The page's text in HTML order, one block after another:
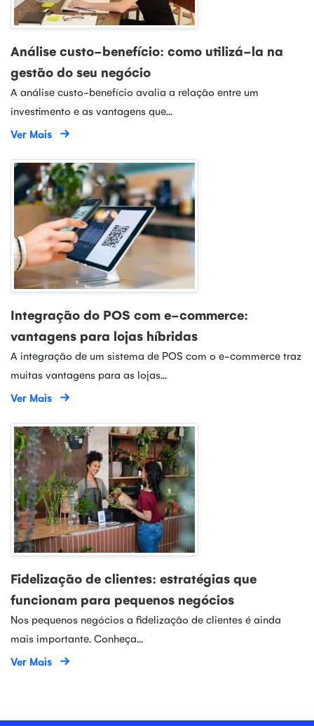
Análise custo-benefício: como utilizá-la na
gestão do seu negócio
A análise custo-benefício avalia a relação entre um
investimento e as vantagens que...
Ver Mais
Integração do POS com e-commerce:
vantagens para lojas híbridas
A integração de um sistema de POS com o e-commerce traz
muitas vantagens para as lojas...
Ver Mais
Fidelização de clientes: estratégias que
funcionam para pequenos negócios
Nos pequenos negócios a fidelização de clientes é ainda
mais importante. Conheça...
Ver Mais